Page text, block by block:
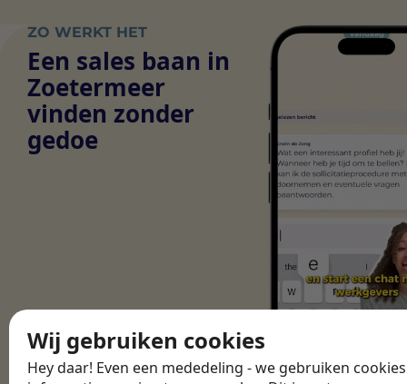
Wij gebruiken cookies
Hey daar! Even een mededeling - we gebruiken
ZO WERKT HET
Een sales baan in
Zoetermeer
vinden zonder
gedoe